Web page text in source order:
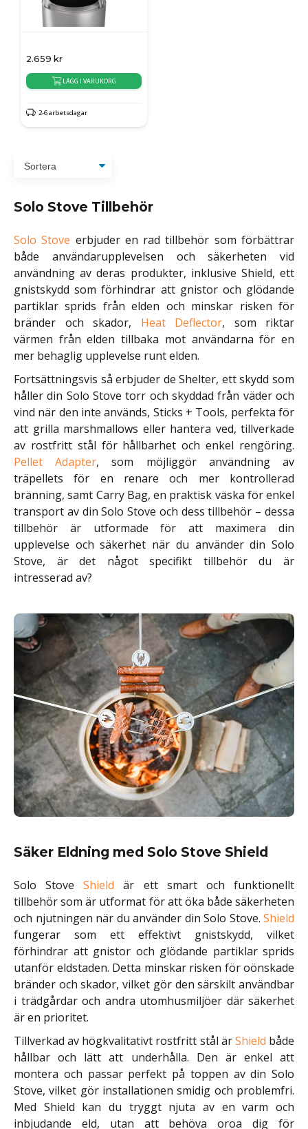
2.659 kr
LÄGG I VARUKORG
2-6 arbetsdagar
Solo Stove Tillbehör
Solo Stove erbjuder en rad tillbehör som förbättrar
både användarupplevelsen och säkerheten vid
användning av deras produkter, inklusive Shield, ett
gnistskydd som förhindrar att gnistor och glödande
partiklar sprids från elden och minskar risken för
bränder och skador, Heat Deflector, som riktar
värmen från elden tillbaka mot användarna för en
mer behaglig upplevelse runt elden.
Fortsättningsvis så erbjuder de Shelter, ett skydd som
håller din Solo Stove torr och skyddad från väder och
vind när den inte används, Sticks + Tools, perfekta för
att grilla marshmallows eller hantera ved, tillverkade
av rostfritt stål för hållbarhet och enkel rengöring.
Pellet Adapter, som möjliggör användning av
träpellets för en renare och mer kontrollerad
bränning, samt Carry Bag, en praktisk väska för enkel
transport av din Solo Stove och dess tillbehör – dessa
tillbehör är utformade för att maximera din
upplevelse och säkerhet när du använder din Solo
Stove, är det något specifikt tillbehör du är
intresserad av?
Säker Eldning med Solo Stove Shield
Solo StoveShieldär ett smart och funktionellt
tillbehör som är utformat för att öka både säkerheten
och njutningen när du använder din Solo Stove. Shield
fungerar som ett effektivt gnistskydd, vilket
förhindrar att gnistor och glödande partiklar sprids
utanför eldstaden. Detta minskar risken för oönskade
bränder och skador, vilket gör den särskilt användbar
i trädgårdar och andra utomhusmiljöer där säkerhet
är en prioritet.
Tillverkad av högkvalitativt rostfritt stål ärShield både
hållbar och lätt att underhålla. Den är enkel att
montera och passar perfekt på toppen av din Solo
Stove, vilket gör installationen smidig och problemfri.
Med Shield kan du tryggt njuta av en varm och
inbjudande eld, utan att behöva oroa dig för